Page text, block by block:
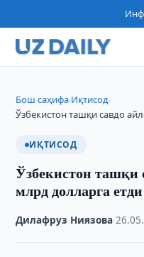
Бош саҳифа›Иқтисод›
Ўзбекистон ташқи савдо
ИҚТИСОД
Ўзбекистон ташқи
млрд долларга етди
Дилафруз Ниязова ·